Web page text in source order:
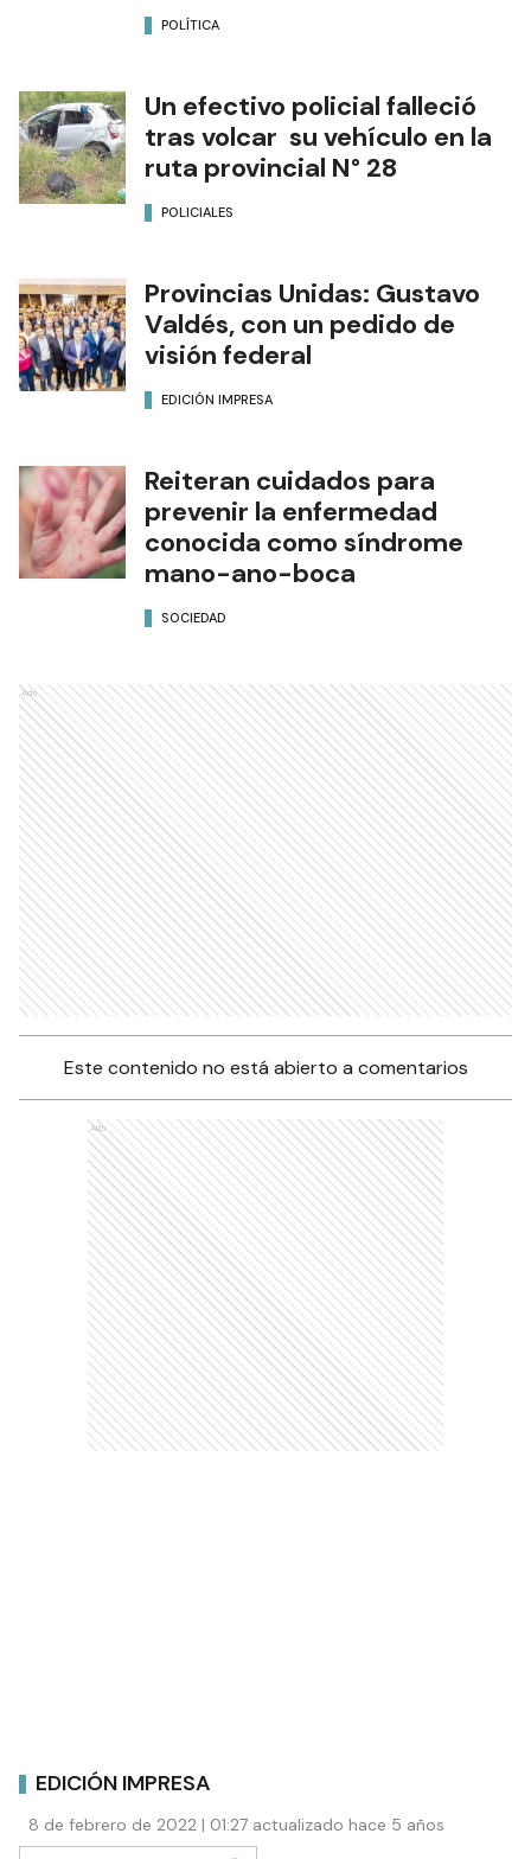
POLÍTICA
Un efectivo policial falleció
tras volcar su vehículo en la
ruta provincial N° 28
POLICIALES
Provincias Unidas: Gustavo
Valdés, con un pedido de
visión federal
EDICIÓN IMPRESA
Reiteran cuidados para
prevenir la enfermedad
conocida como síndrome
mano-ano-boca
SOCIEDAD
Ads
Este contenido no está abierto a comentarios
Ads
EDICIÓN IMPRESA
8 de febrero de 2022 | 01:27 actualizado hace 5 años